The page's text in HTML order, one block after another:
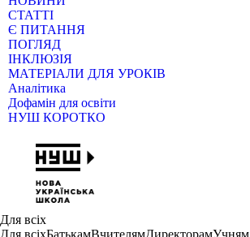
СТАТТІ
Є ПИТАННЯ
ПОГЛЯД
ІНКЛЮЗІЯ
МАТЕРІАЛИ ДЛЯ УРОКІВ
Аналітика
Дофамін для освіти
НУШ КОРОТКО
Для всіх
Для всіхБатькамВчителямДиректорамУчням